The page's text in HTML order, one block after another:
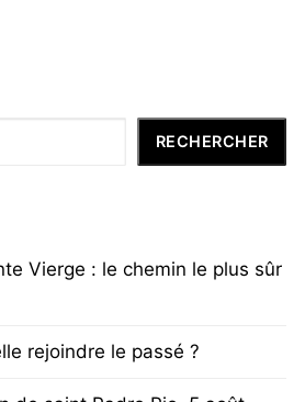
RECHERCHER
Vierge : le chemin le plus sûr
rejoindre le passé ?